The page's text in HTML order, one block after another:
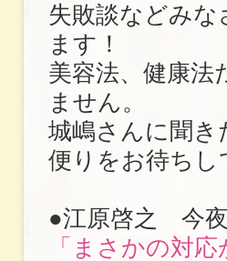
失敗談などみ
ます！
美容法、健康法
ません。
城嶋さんに聞
便りをお待ちし
●江原啓之 今
「まさかの対